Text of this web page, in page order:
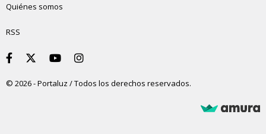
Quiénes somos
RSS
© 2026 - Portaluz / Todos los derechos reservados.